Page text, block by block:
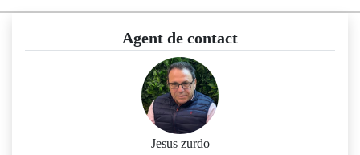
Agent de contact
Jesus zurdo